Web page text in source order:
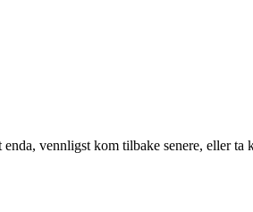
vennligst kom tilbake senere, eller ta